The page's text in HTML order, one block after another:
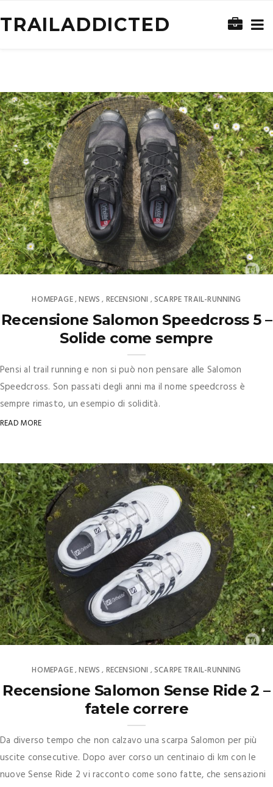
TRAILADDICTED
HOMEPAGE,NEWS , RECENSIONI ,SCARPE TRAIL-RUNNING
Recensione Salomon Speedcross 5 –
Solide come sempre
Pensi al trail running e non si può non pensare alle Salomon
Speedcross. Son passati degli anni ma il nome speedcross è
sempre rimasto, un esempio di solidità.
READ MORE
HOMEPAGE,NEWS , RECENSIONI ,SCARPE TRAIL-RUNNING
Recensione Salomon Sense Ride 2 –
fatele correre
Da diverso tempo che non calzavo una scarpa Salomon per più
uscite consecutive. Dopo aver corso un centinaio di km con le
nuove Sense Ride 2 vi racconto come sono fatte, che sensazioni